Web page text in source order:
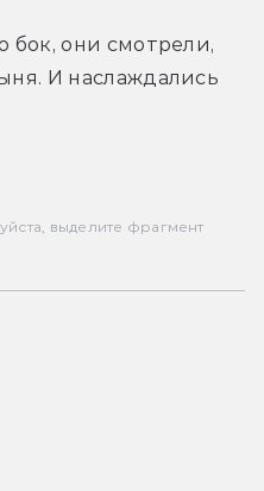
бок, они смотрели,
И наслаждались
выделите фрагмент